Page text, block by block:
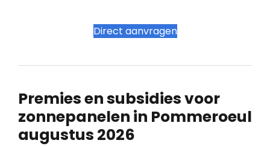
Direct aanvragen
Premies en subsidies voor
zonnepanelen in Pommeroeul
augustus 2026